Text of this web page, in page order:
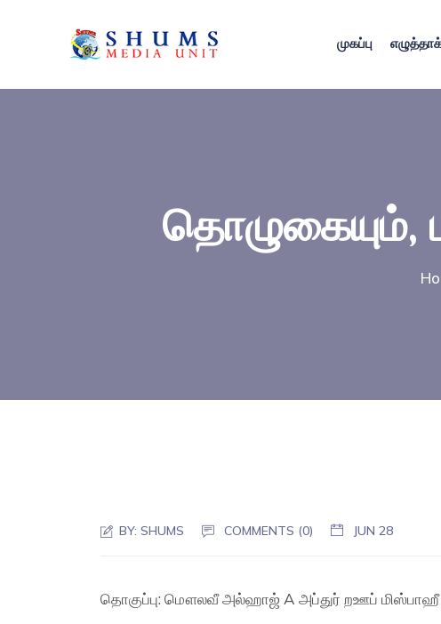
முகப்பு
தொழுகையும்,
BY:SHUMS COMMENTS (0) JUN 28
தொகுப்பு: மௌலவீ அல்ஹாஜ் A அப்துர் றஊப்